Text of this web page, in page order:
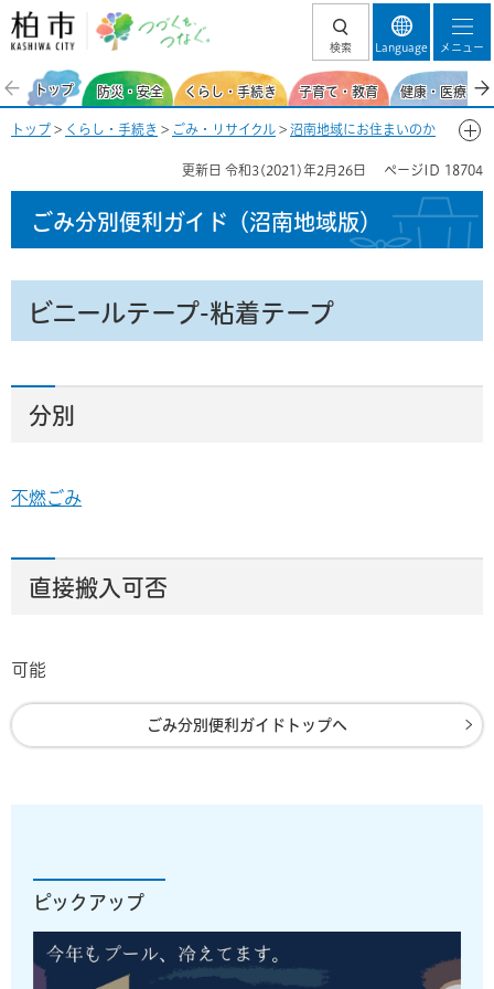
柏市 つづくを、
検索 Language メニュー
トップ 防災・安全 くらし・手続き 子育て・教育 健康・医療・
トップ > くらし・手続き > ごみ・リサイクル > 沼南地域にお住まいのか
更新日 令和3(2021)年2月26日 ページID 18704
ごみ分別便利ガイド （沼南地域版）
ビニールテープ-粘着テープ
分別
不燃ごみ
直接搬入可否
可能
ごみ分別便利ガイドトップへ
ピックアップ